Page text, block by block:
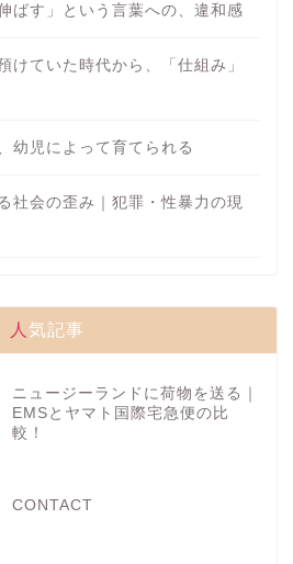
ばす」という言葉への、違和感
けていた時代から、「仕組み」
幼児によって育てられる
社会の歪み｜犯罪・性暴力の現
人気記事
ニュージーランドに荷物を送る｜
EMSとヤマト国際宅急便の比
較！
CONTACT